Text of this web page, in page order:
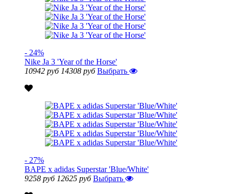
- 24%
Nike Ja 3 'Year of the Horse'
10942 руб 14308 руб Выбрать
- 27%
BAPE x adidas Superstar 'Blue/White'
9258 руб 12625 руб Выбрать